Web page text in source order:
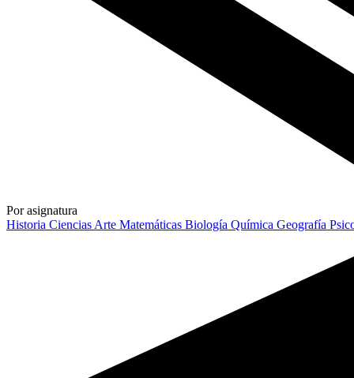
Por asignatura
Historia Ciencias Arte Matemáticas Biología Química Geografía